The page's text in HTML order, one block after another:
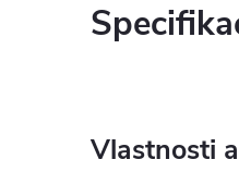
Vlastnosti